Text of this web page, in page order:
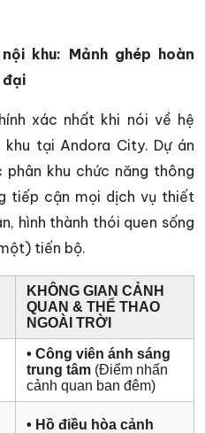
khu: Mảnh ghép hoàn
đại
xác nhất khi nói về hệ
tại Andora City. Dự án
khu chức năng thông
tiếp cận mọi dịch vụ thiết
hình thành thói quen sống
tiến bộ.
KHÔNG GIAN CẢNH
QUAN & THỂ THAO
NGOÀI TRỜI
• Công viên ánh sáng
trung tâm (Điểm nhấn
cảnh quan ban đêm)
• Hồ điều hòa cảnh